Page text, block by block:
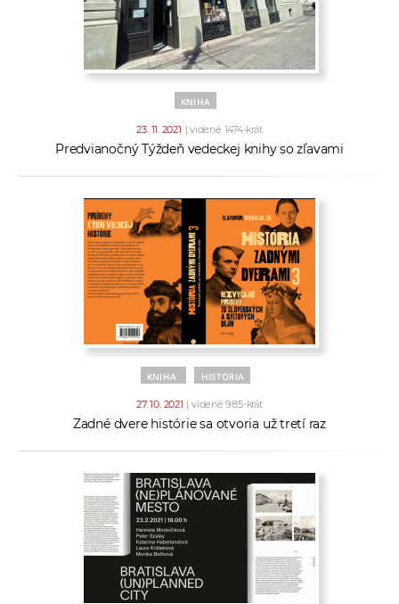
KNIHA
23. 11. 2021 | videné 1474-krát
Predvianočný Týždeň vedeckej knihy so zľavami
KNIHA HISTÓRIA
27. 10. 2021 | videné 985-krát
Zadné dvere histórie sa otvoria už tretí raz